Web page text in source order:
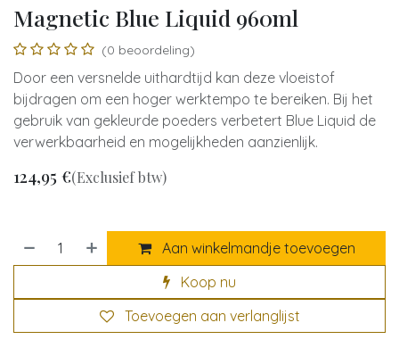
Magnetic Blue Liquid 960ml
(0 beoordeling)
Door een versnelde uithardtijd kan deze vloeistof
bijdragen om een hoger werktempo te bereiken. Bij het
gebruik van gekleurde poeders verbetert Blue Liquid de
verwerkbaarheid en mogelijkheden aanzienlijk.
124,95 €(Exclusief btw)
Aan winkelmandje toevoegen
Koop nu
Toevoegen aan verlanglijst